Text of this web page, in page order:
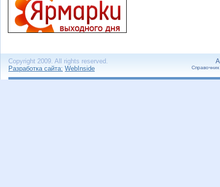
Copyright 2009. All rights reserved.
Разработка сайта: WebInside